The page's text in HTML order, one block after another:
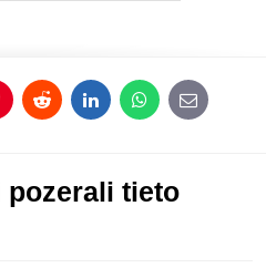
RedditLinkedInWhatsApp
E-
mail
pozerali tieto